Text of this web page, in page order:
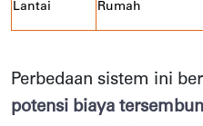
Lantai
Rumah
Perbedaan sistem ini
potensi biaya